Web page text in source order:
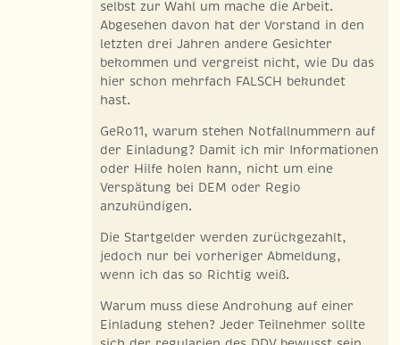
selbst zur Wahl um mache die Arbeit.
Abgesehen davon hat der Vorstand in den
letzten drei Jahren andere Gesichter
bekommen und vergreist nicht, wie Du das
hier schon mehrfach FALSCH bekundet
hast.
GeRo11, warum stehen Notfallnummern auf
der Einladung? Damit ich mir Informationen
oder Hilfe holen kann, nicht um eine
Verspätung bei DEM oder Regio
anzukündigen.
Die Startgelder werden zurückgezahlt,
jedoch nur bei vorheriger Abmeldung,
wenn ich das so Richtig weiß.
Warum muss diese Androhung auf einer
Einladung stehen? Jeder Teilnehmer sollte